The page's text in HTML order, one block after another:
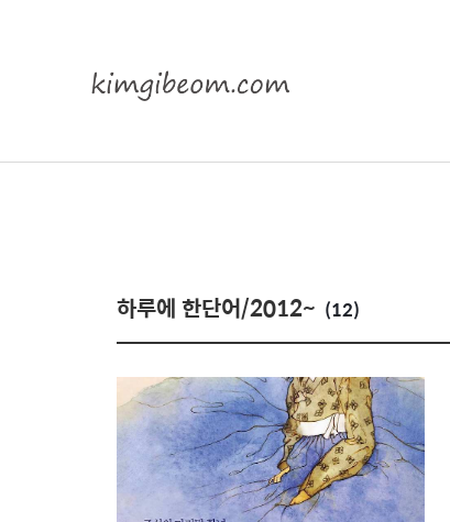
하루에 한단어/2012~ (12)